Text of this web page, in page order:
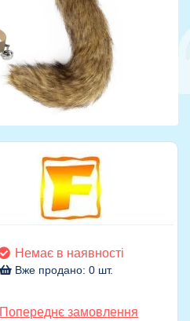
Немає в наявності
Вже продано: 0 шт.
Попереднє замовлення